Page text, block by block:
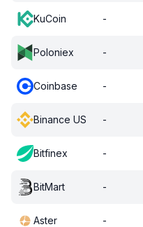
KuCoin -
Poloniex -
Coinbase -
Binance US -
Bitfinex -
BitMart -
Aster -